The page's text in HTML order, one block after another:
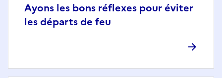
Ayons les bons réflexes pour éviter
les départs de feu